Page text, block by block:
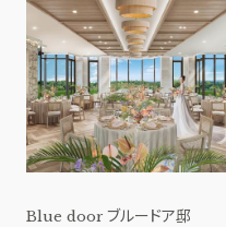
Blue door ブルードア邸